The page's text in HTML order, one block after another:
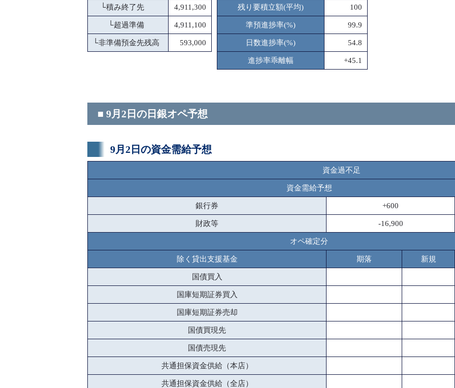
└積み終了先 4,911,300
└超過準備 4,911,100
└非準備預金先残高 593,000
残り要積立額(平均) 100
準預進捗率(%) 99.9
日数進捗率(%) 54.8
進捗率乖離幅 +45.1
■ 9月2日の日銀オペ予想
9月2日の資金需給予想
資金過不足
資金需給予想
銀行券 +600
財政等 -16,900
オペ確定分
除く貸出支援基金 期落 新規
国債買入
国庫短期証券買入
国庫短期証券売却
国債買現先
国債売現先
共通担保資金供給（本店）
共通担保資金供給（全店）